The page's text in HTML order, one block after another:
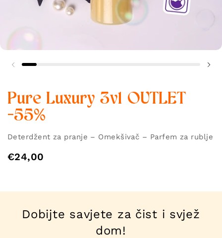
Pure Luxury 3v1 OUTLET
-55%
Deterdžent za pranje – Omekšivač – Parfem za rublje
€24,00
Dobijte savjete za čist i svjež
dom!